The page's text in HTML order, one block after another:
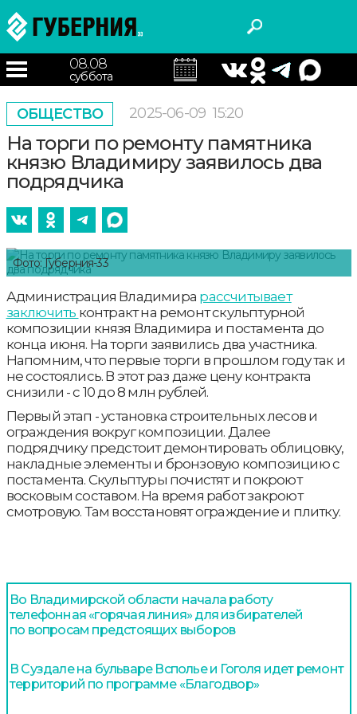
08.08
суббота
ОБЩЕСТВО 2025-06-09 15:20
На торги по ремонту памятника
князю Владимиру заявилось два
подрядчика
Фото: Губерния-33
Администрация Владимира рассчитывает
заключить контракт на ремонт скульптурной
композиции князя Владимира и постамента до
конца июня. На торги заявились два участника.
Напомним, что первые торги в прошлом году так и
не состоялись. В этот раз даже цену контракта
снизили - с 10 до 8 млн рублей.
Первый этап - установка строительных лесов и
ограждения вокруг композиции. Далее
подрядчику предстоит демонтировать облицовку,
накладные элементы и бронзовую композицию с
постамента. Скульптуры почистят и покроют
восковым составом. На время работ закроют
смотровую. Там восстановят ограждение и плитку.
Во Владимирской области начала работу
телефонная «горячая линия» для избирателей
по вопросам предстоящих выборов
В Суздале на бульваре Всполье и Гоголя идет ремонт
территорий по программе «Благодвор»